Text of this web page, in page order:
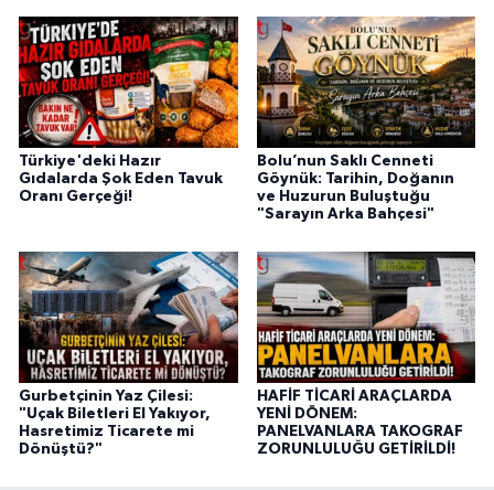
Türkiye'deki Hazır
Gıdalarda Şok Eden Tavuk
Oranı Gerçeği!
Bolu’nun Saklı Cenneti
Göynük: Tarihin, Doğanın
ve Huzurun Buluştuğu
"Sarayın Arka Bahçesi"
Gurbetçinin Yaz Çilesi:
"Uçak Biletleri El Yakıyor,
Hasretimiz Ticarete mi
Dönüştü?"
HAFİF TİCARİ ARAÇLARDA
YENİ DÖNEM:
PANELVANLARA TAKOGRAF
ZORUNLULUĞU GETİRİLDİ!